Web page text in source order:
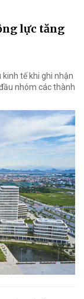
lực tăng
tế khi ghi nhận
nhóm các thành